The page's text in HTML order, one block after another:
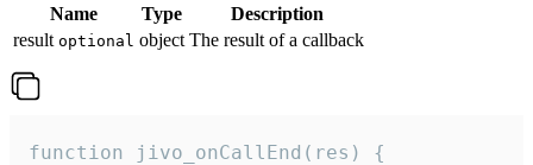
Name Type
Description
result optional object The result of a callback
function jivo_onCallEnd(res) {